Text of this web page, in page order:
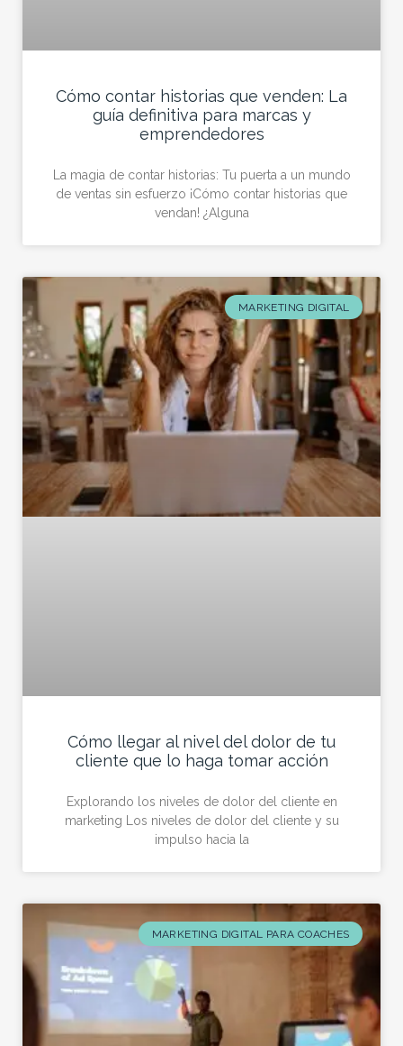
Cómo contar historias que venden: La
guía definitiva para marcas y
emprendedores
La magia de contar historias: Tu puerta a un mundo
de ventas sin esfuerzo ¡Cómo contar historias que
vendan! ¿Alguna
MARKETING DIGITAL
Cómo llegar al nivel del dolor de tu
cliente que lo haga tomar acción
Explorando los niveles de dolor del cliente en
marketing Los niveles de dolor del cliente y su
impulso hacia la
MARKETING DIGITAL PARA COACHES